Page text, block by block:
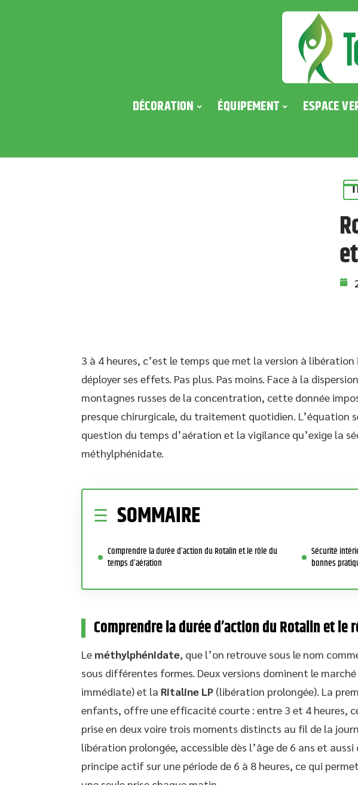
DÉCORATION ÉQUIPEMENT ESPACE
3 à 4 heures, c’est le temps que met la version à
déployer ses effets. Pas plus. Pas moins. Face à la
montagnes russes de la concentration, cette donnée
presque chirurgicale, du traitement quotidien. L’équation
question du temps d’aération et la vigilance qu’exige la
méthylphénidate.
SOMMAIRE
Comprendre la durée d’action du Rotalin et le rôle du
temps d’aération
Sécurité
bonnes
Comprendre la durée d’action du Rotalin et le
Le méthylphénidate, que l’on retrouve sous le nom
sous différentes formes. Deux versions dominent le marché
immédiate) et la Ritaline LP (libération prolongée). La
enfants, offre une efficacité courte : entre 3 et 4 heures,
prise en deux voire trois moments distincts au fil de la
libération prolongée, accessible dès l’âge de 6 ans et
principe actif sur une période de 6 à 8 heures, ce qui